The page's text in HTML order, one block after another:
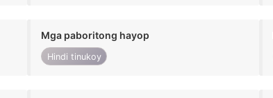
Mga paboritong hayop
Hindi tinukoy